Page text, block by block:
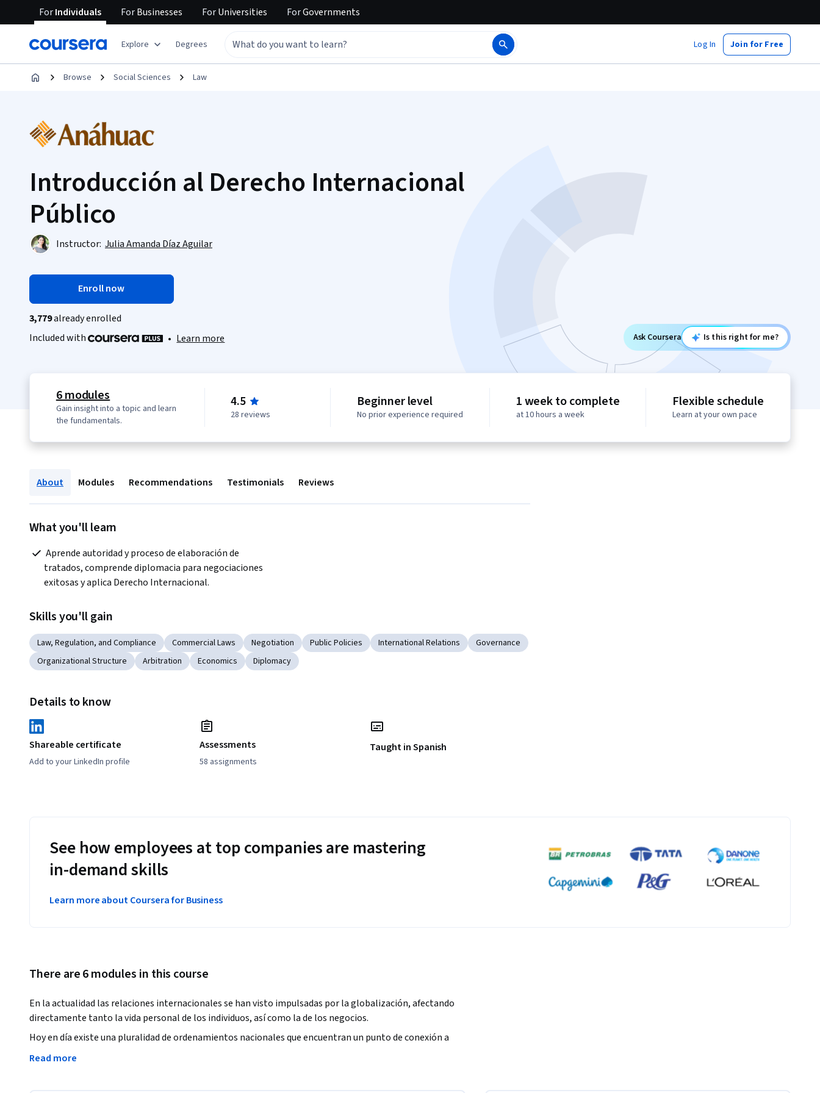
ForIndividuals ForBusinesses ForUniversities ForGovernments
Explore Degrees Log In Join for Free
Browse Social Sciences Law
Introducción al Derecho Internacional
Público
Instructor: Julia Amanda Díaz Aguilar
Enroll now
3,779already enrolled
Included with
• Learn more Ask Coursera Is this right for me?
6 modules
Gain insight into a topic and learn
the fundamentals.
4.5
28 reviews
Beginner level
No prior experience required
1 week to complete
at 10 hours a week
Flexible schedule
Learn at your own pace
About Modules Recommendations Testimonials Reviews
What you'll learn
tratados, comprende diplomacia para negociaciones
exitosas y aplica Derecho Internacional.
Skills you'll gain
Law, Regulation, and Compliance Commercial Laws Negotiation Public Policies International Relations
Governance
Organizational Structure
Arbitration Economics Diplomacy
Details to know
Shareable certificate
Add to your LinkedIn profile
Assessments
58 assignments
Taught in Spanish
See how employees at top companies are mastering
in-demand skills
Learn more about Coursera for Business
There are 6 modules in this course
En la actualidad las relaciones internacionales se han visto impulsadas por la globalización, afectando
directamente tanto la vida personal de los individuos, así como la de los negocios.
Hoy en día existe una pluralidad de ordenamientos nacionales que encuentran un punto de conexión a
través de las personas físicas o morales de diferentes nacionalidades que participan en ellas. Las
Read more